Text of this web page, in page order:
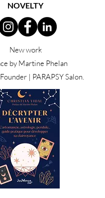
NOVELTY
New work
by Martine Phelan
| PARAPSY Salon.